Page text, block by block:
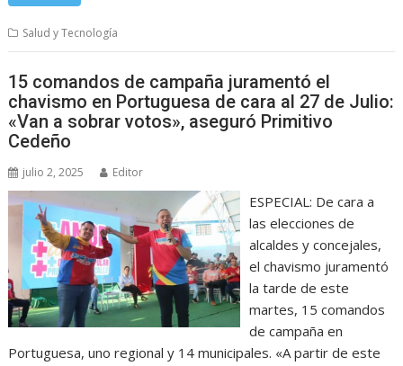
Salud y Tecnología
15 comandos de campaña juramentó el
chavismo en Portuguesa de cara al 27 de Julio:
«Van a sobrar votos», aseguró Primitivo
Cedeño
julio 2, 2025 Editor
ESPECIAL: De cara a
las elecciones de
alcaldes y concejales,
el chavismo juramentó
la tarde de este
martes, 15 comandos
de campaña en
Portuguesa, uno regional y 14 municipales. «A partir de este